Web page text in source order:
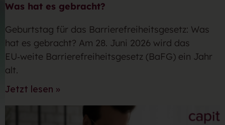
Was hat es gebracht?
Geburtstag für das Barrierefreiheitsgesetz: Was
hat es gebracht? Am 28. Juni 2026 wird das
EU‑weite Barrierefreiheitsgesetz (BaFG) ein Jahr
alt.
Jetzt lesen »